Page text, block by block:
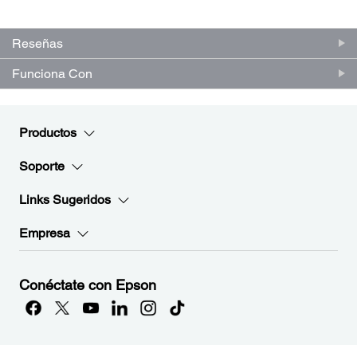
en
misma
Reseñas
Funciona Con
Productos
Soporte
Links Sugeridos
Empresa
Conéctate con Epson